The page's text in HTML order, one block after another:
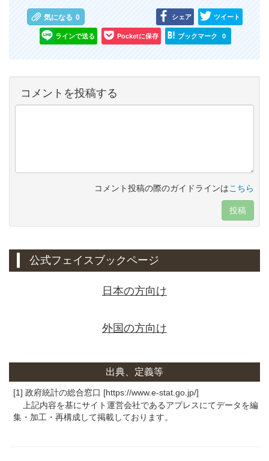
気になる 0 シェア ツイート
ラインで送る Pocketに保存 ブックマーク 0
コメントを投稿する
コメント投稿の際のガイドラインはこちら
投稿
公式フェイスブックページ
日本の方向け
外国の方向け
出典、定義等
[1] 政府統計の総合窓口 [https://www.e-stat.go.jp/]
上記内容を基にサイト運営会社であるアプレスにてデータを編
集・加工・再構成して掲載しております。